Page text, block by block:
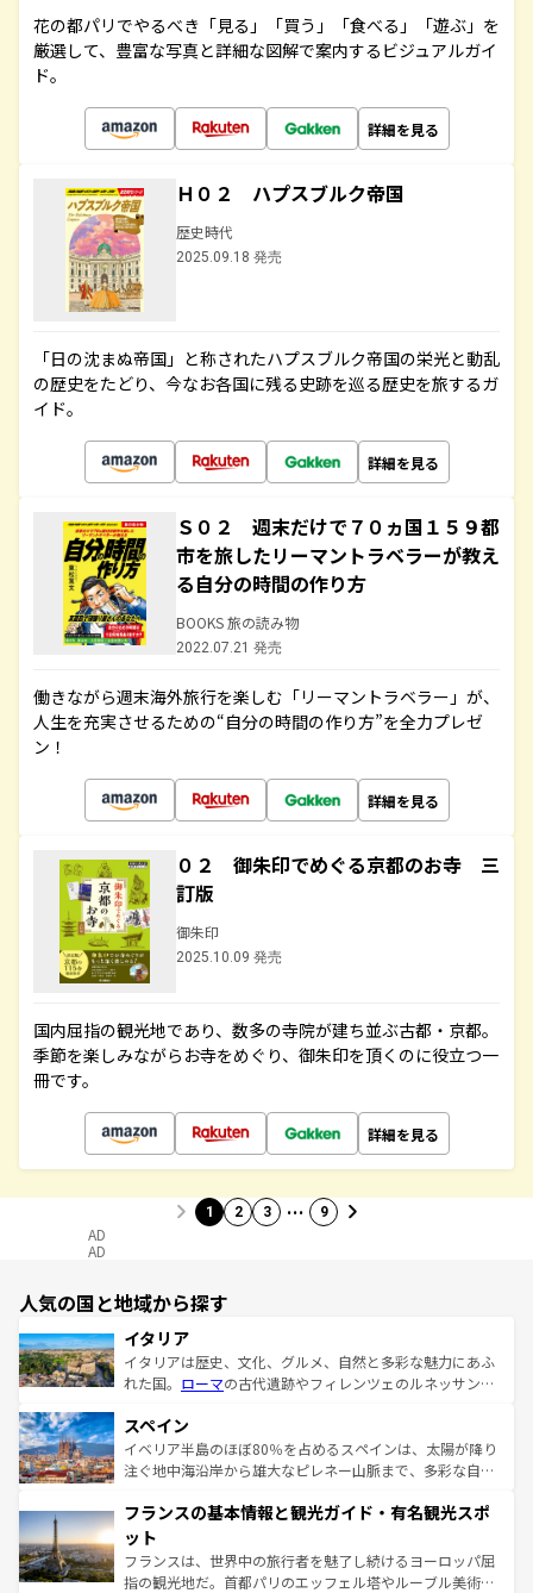
花の都パリでやるべき「見る」「買う」「食べる」「遊ぶ」を
厳選して、豊富な写真と詳細な図解で案内するビジュアルガイ
ド。
詳細を見る
Ｈ０２ ハプスブルク帝国
歴史時代
2025.09.18 発売
「日の沈まぬ帝国」と称されたハプスブルク帝国の栄光と動乱
の歴史をたどり、今なお各国に残る史跡を巡る歴史を旅するガ
イド。
詳細を見る
Ｓ０２ 週末だけで７０ヵ国１５９都
市を旅したリーマントラベラーが教え
る自分の時間の作り方
BOOKS 旅の読み物
2022.07.21 発売
働きながら週末海外旅行を楽しむ「リーマントラベラー」が、
人生を充実させるための“自分の時間の作り方”を全力プレゼ
ン！
詳細を見る
０２ 御朱印でめぐる京都のお寺 三
訂版
御朱印
2025.10.09 発売
国内屈指の観光地であり、数多の寺院が建ち並ぶ古都・京都。
季節を楽しみながらお寺をめぐり、御朱印を頂くのに役立つ一
冊です。
詳細を見る
1 2 3 … 9
AD
AD
人気の国と地域から探す
イタリア
イタリアは歴史、文化、グルメ、自然と多彩な魅力にあふ
れた国。 ローマの古代遺跡やフィレンツェのルネッサンス
ろん、トスカーナの美しい田園風景やアマルフィ海岸の絶
景など、自然景観も見逃せない。観光の合間には、本場の
ピザやパスタなど、絶品のイタリア料理を堪能することも
ませてくれるイタリアで、忘れられない旅をしてみよう！
なお、新着のイタリア情報は
しい。
スペイン
イベリア半島のほぼ80％を占めるスペインは、太陽が降り
注ぐ地中海沿岸から雄大なピレネー山脈まで、多彩な自然
文化が根付くこの国では、情熱的なフラメンコ、熱気あふ
れる闘牛、そして美味しいタパスが生活の一部となってい
る。首都マドリードの洗練された雰囲気や、バルセロナの
アートに溢れた街角から、地方では古代ローマ遺跡や中世
フランスの基本情報と観光ガイド・有名観光スポ
ット
フランスは、世界中の旅行者を魅了し続けるヨーロッパ屈
指の観光地だ。首都パリのエッフェル塔やルーブル美術館